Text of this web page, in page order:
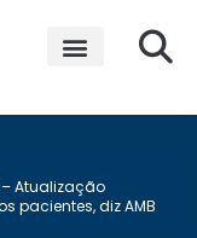
Atualização
pacientes, diz AMB